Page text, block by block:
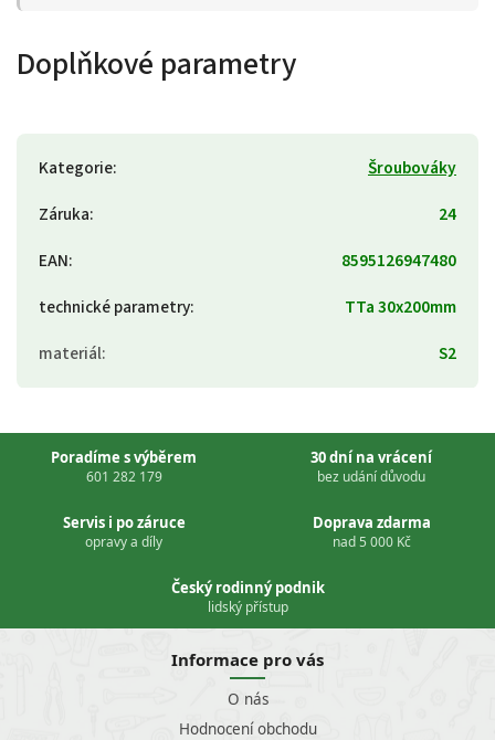
Doplňkové parametry
Kategorie:
Šroubováky
Záruka:
24
EAN:
8595126947480
technické parametry:
TTa 30x200mm
materiál: S2
Poradíme s výběrem
601 282 179
30 dní na vrácení
bez udání důvodu
Servis i po záruce
opravy a díly
Doprava zdarma
nad 5 000 Kč
Český rodinný podnik
lidský přístup
Informace pro vás
O nás
Hodnocení obchodu